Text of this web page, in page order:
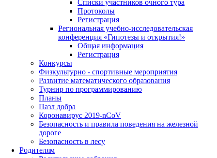
Списки участников очного тура
Протоколы
Регистрация
Региональная учебно-исследовательская
конференция «Гипотезы и открытия!»
Общая информация
Регистрация
Конкурсы
Физкультурно - спортивные мероприятия
Развитие математического образования
Турнир по программированию
Планы
Пазл добра
Коронавирус 2019-nCoV
Безопасность и правила поведения на железной
дороге
Безопасность в лесу
Родителям